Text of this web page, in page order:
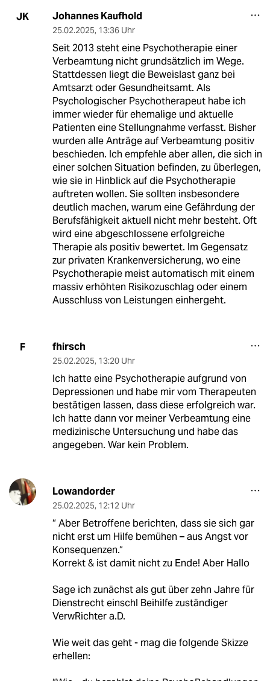
JK Johannes Kaufhold
25.02.2025, 13:36 Uhr
Seit 2013 steht eine Psychotherapie einer
Verbeamtung nicht grundsätzlich im Wege.
Stattdessen liegt die Beweislast ganz bei
Amtsarzt oder Gesundheitsamt. Als
Psychologischer Psychotherapeut habe ich
immer wieder für ehemalige und aktuelle
Patienten eine Stellungnahme verfasst. Bisher
wurden alle Anträge auf Verbeamtung positiv
beschieden. Ich empfehle aber allen, die sich in
einer solchen Situation befinden, zu überlegen,
wie sie in Hinblick auf die Psychotherapie
auftreten wollen. Sie sollten insbesondere
deutlich machen, warum eine Gefährdung der
Berufsfähigkeit aktuell nicht mehr besteht. Oft
wird eine abgeschlossene erfolgreiche
Therapie als positiv bewertet. Im Gegensatz
zur privaten Krankenversicherung, wo eine
Psychotherapie meist automatisch mit einem
massiv erhöhten Risikozuschlag oder einem
Ausschluss von Leistungen einhergeht.
F fhirsch
25.02.2025, 13:20 Uhr
Ich hatte eine Psychotherapie aufgrund von
Depressionen und habe mir vom Therapeuten
bestätigen lassen, dass diese erfolgreich war.
Ich hatte dann vor meiner Verbeamtung eine
medizinische Untersuchung und habe das
angegeben. War kein Problem.
Lowandorder
25.02.2025, 12:12 Uhr
“ Aber Betroffene berichten, dass sie sich gar
nicht erst um Hilfe bemühen – aus Angst vor
Konsequenzen.“
Korrekt & ist damit nicht zu Ende! Aber Hallo
Sage ich zunächst als gut über zehn Jahre für
Dienstrecht einschl Beihilfe zuständiger
VerwRichter a.D.
Wie weit das geht - mag die folgende Skizze
erhellen: